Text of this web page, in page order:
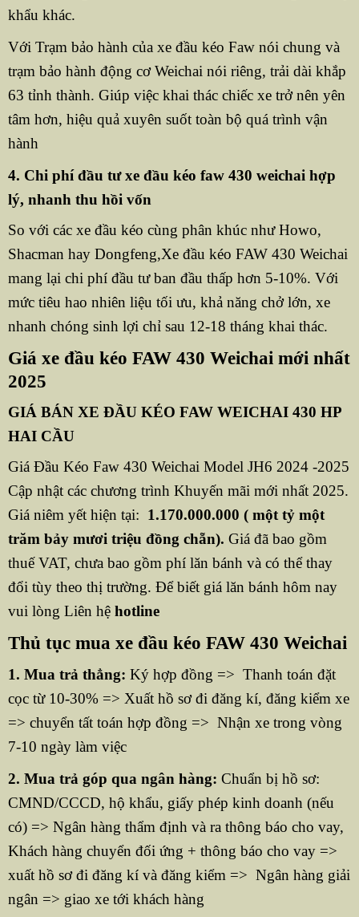
khẩu khác.
Với Trạm bảo hành của xe đầu kéo Faw nói chung và
trạm bảo hành động cơ Weichai nói riêng, trải dài khắp
63 tỉnh thành. Giúp việc khai thác chiếc xe trở nên yên
tâm hơn, hiệu quả xuyên suốt toàn bộ quá trình vận
hành
4. Chi phí đầu tư xe đầu kéo faw 430 weichai hợp
lý, nhanh thu hồi vốn
So với các xe đầu kéo cùng phân khúc như Howo,
Shacman hay Dongfeng,Xe đầu kéo FAW 430 Weichai
mang lại chi phí đầu tư ban đầu thấp hơn 5-10%. Với
mức tiêu hao nhiên liệu tối ưu, khả năng chở lớn, xe
nhanh chóng sinh lợi chỉ sau 12-18 tháng khai thác.
Giá xe đầu kéo FAW 430 Weichai mới nhất
2025
GIÁ BÁN XE ĐẦU KÉO FAW WEICHAI 430 HP
HAI CẦU
Giá Đầu Kéo Faw 430 Weichai Model JH6 2024 -2025
Cập nhật các chương trình Khuyến mãi mới nhất 2025.
Giá niêm yết hiện tại: 1.170.000.000 ( một tỷ một
trăm bảy mươi triệu đồng chẵn). Giá đã bao gồm
thuế VAT, chưa bao gồm phí lăn bánh và có thể thay
đổi tùy theo thị trường. Để biết giá lăn bánh hôm nay
vui lòng Liên hệ hotline
Thủ tục mua xe đầu kéo FAW 430 Weichai
1. Mua trả thẳng: Ký hợp đồng => Thanh toán đặt
cọc từ 10-30% => Xuất hồ sơ đi đăng kí, đăng kiểm xe
=> chuyển tất toán hợp đồng => Nhận xe trong vòng
7-10 ngày làm việc
2. Mua trả góp qua ngân hàng: Chuẩn bị hồ sơ:
CMND/CCCD, hộ khẩu, giấy phép kinh doanh (nếu
có) => Ngân hàng thẩm định và ra thông báo cho vay,
Khách hàng chuyển đối ứng + thông báo cho vay =>
xuất hồ sơ đi đăng kí và đăng kiểm => Ngân hàng giải
ngân => giao xe tới khách hàng